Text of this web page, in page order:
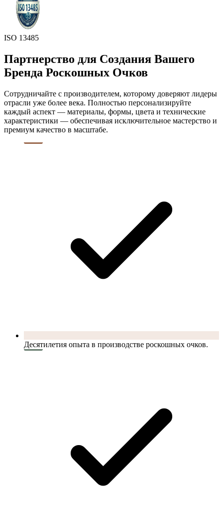
ISO 13485
Партнерство для Создания Вашего
Бренда Роскошных Очков
Сотрудничайте с производителем, которому доверяют лидеры
отрасли уже более века. Полностью персонализируйте
каждый аспект — материалы, формы, цвета и технические
характеристики — обеспечивая исключительное мастерство и
премиум качество в масштабе.
Десятилетия опыта в производстве роскошных очков.